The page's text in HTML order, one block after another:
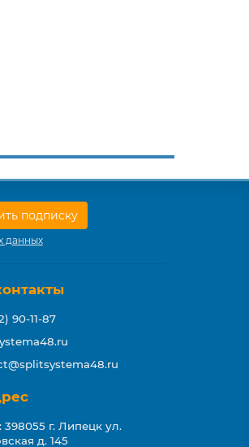
подписку
данных
90-11-87
398055 г. Липецк ул.
д. 145